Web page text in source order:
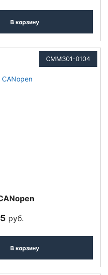
В корзину
CMM301-0104
руб.
В корзину